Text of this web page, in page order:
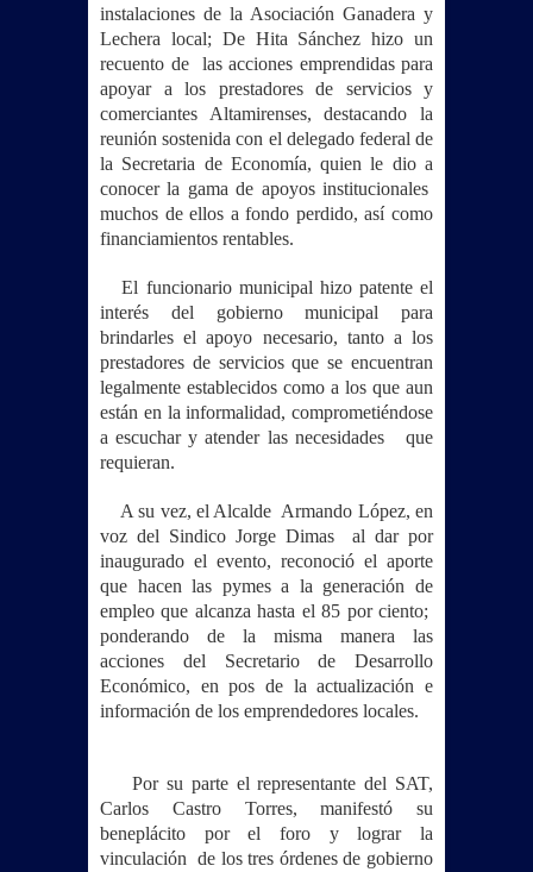
instalaciones de la Asociación Ganadera y
Lechera local; De Hita Sánchez hizo un
recuento de las acciones emprendidas para
apoyar a los prestadores de servicios y
comerciantes Altamirenses, destacando la
reunión sostenida con el delegado federal de
la Secretaria de Economía, quien le dio a
conocer la gama de apoyos institucionales
muchos de ellos a fondo perdido, así como
financiamientos rentables.
El funcionario municipal hizo patente el
interés del gobierno municipal para
brindarles el apoyo necesario, tanto a los
prestadores de servicios que se encuentran
legalmente establecidos como a los que aun
están en la informalidad, comprometiéndose
a escuchar y atender las necesidades que
requieran.
A su vez, el Alcalde Armando López, en
voz del Sindico Jorge Dimas al dar por
inaugurado el evento, reconoció el aporte
que hacen las pymes a la generación de
empleo que alcanza hasta el 85 por ciento;
ponderando de la misma manera las
acciones del Secretario de Desarrollo
Económico, en pos de la actualización e
información de los emprendedores locales.
Por su parte el representante del SAT,
Carlos Castro Torres, manifestó su
beneplácito por el foro y lograr la
vinculación de los tres órdenes de gobierno